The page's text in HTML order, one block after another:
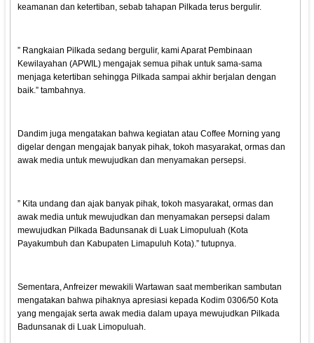
keamanan dan ketertiban, sebab tahapan Pilkada terus bergulir.
” Rangkaian Pilkada sedang bergulir, kami Aparat Pembinaan
Kewilayahan (APWIL) mengajak semua pihak untuk sama-sama
menjaga ketertiban sehingga Pilkada sampai akhir berjalan dengan
baik.” tambahnya.
Dandim juga mengatakan bahwa kegiatan atau Coffee Morning yang
digelar dengan mengajak banyak pihak, tokoh masyarakat, ormas dan
awak media untuk mewujudkan dan menyamakan persepsi.
” Kita undang dan ajak banyak pihak, tokoh masyarakat, ormas dan
awak media untuk mewujudkan dan menyamakan persepsi dalam
mewujudkan Pilkada Badunsanak di Luak Limopuluah (Kota
Payakumbuh dan Kabupaten Limapuluh Kota).” tutupnya.
Sementara, Anfreizer mewakili Wartawan saat memberikan sambutan
mengatakan bahwa pihaknya apresiasi kepada Kodim 0306/50 Kota
yang mengajak serta awak media dalam upaya mewujudkan Pilkada
Badunsanak di Luak Limopuluah.